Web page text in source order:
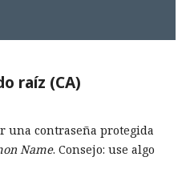
raíz (CA)
contraseña protegida
Name. Consejo: use algo